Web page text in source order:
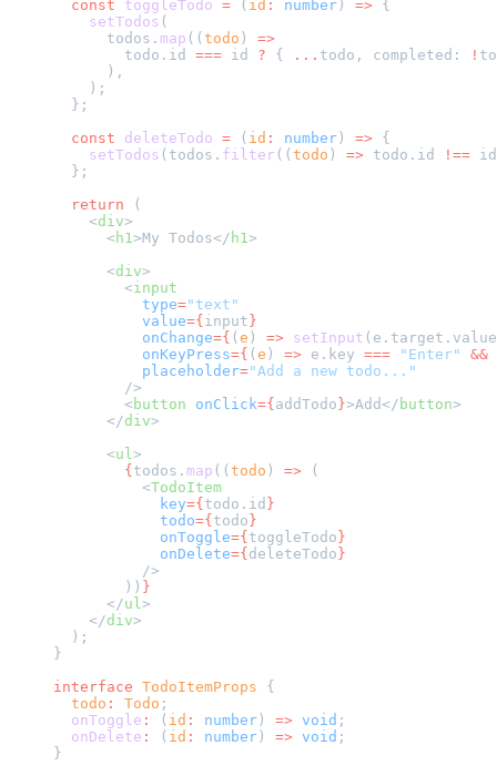
  const
toggleTodo = ( id : number ) => {
    setTodos
(
      todos.
map ((todo ) =>
        todo.id
=== id ? { ... todo, completed: !
      ),
    );
  };
  const
deleteTodo = ( id : number) => {
    setTodos
(todos. filter ((todo ) => todo.id !==
  };
  return
(
    <
div>
      <
h1 >My Todos</ h1 >
      <
div>
        <
input
          type
="text"
          value
={input}
          onChange
={ (e ) => setInput
          onKeyPress
={ (e ) => e.key === "Enter" &&
          placeholder
="Add a new todo..."
        />
        <
button onClick={addTodo}>Add</ button>
      </
div>
      <
ul >
        {
todos. map ((todo ) => (
          <
TodoItem
            key
={todo.id }
            todo
={todo}
            onToggle
={toggleTodo}
            onDelete
={deleteTodo}
          />
        ))
}
      </
ul >
    </
div>
  );
}
interface TodoItemProps {
  todo
: Todo ;
  onToggle
: ( id : number) => void ;
  onDelete
: ( id : number) => void ;
}